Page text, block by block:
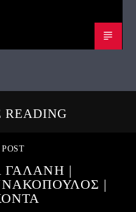
READING
ΓΑΛΑΝΗ |
|